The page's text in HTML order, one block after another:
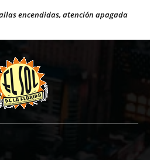
encendidas, atención apagada